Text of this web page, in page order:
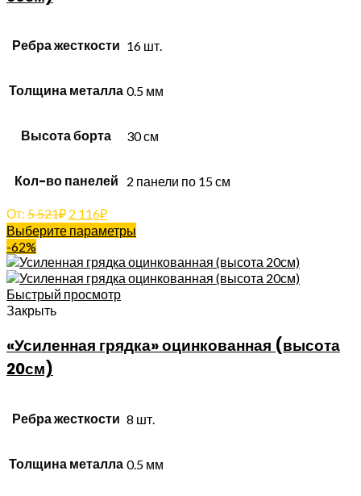
Ребра жесткости 16 шт.
Толщина металла 0.5 мм
Высота борта 30 см
Кол-во панелей 2 панели по 15 см
От: 5 521₽ 2 116₽
Выберите параметры
-62%
Быстрый просмотр
Закрыть
«Усиленная грядка» оцинкованная (высота
20см)
Ребра жесткости 8 шт.
Толщина металла 0.5 мм